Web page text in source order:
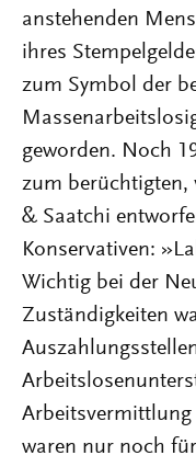
anstehenden
ihres
zum Symbol der
geworden. Noch
zum berüchtigten,
& Saatchi
Konservativen:
Wichtig bei der
Zuständigkeiten
Arbeitsvermittlung
waren nur noch